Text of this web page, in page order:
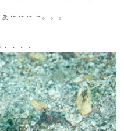
～～～～。。。
・・・